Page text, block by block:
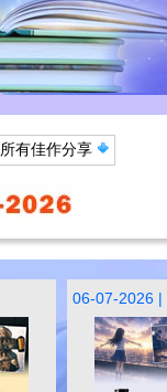
所有佳作分享
06-07-2026 |